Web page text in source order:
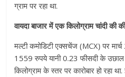
ग्राम पर रहा था.
वायदा बाजार में एक किलोग्राम चांदी की
मल्टी कमोडिटी एक्सचेंज (MCX) पर मार्च
1559 रुपये यानी 0.23 फीसदी के
किलोग्राम के स्तर पर कारोबार हो रहा